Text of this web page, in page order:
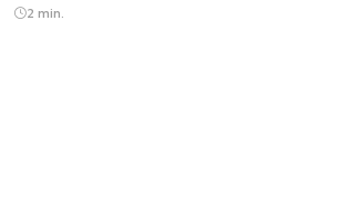
2 min.